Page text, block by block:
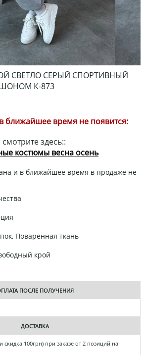
СВЕТЛО СЕРЫЙ СПОРТИВНЫЙ
К-873
ближайшее время не появится:
здесь::
костюмы весна осень
и в ближайшее время в продаже не
Поваренная ткань
крой
ПОСЛЕ ПОЛУЧЕНИЯ
ДОСТАВКА
скидка 100грн) при заказе от 2 позиций на